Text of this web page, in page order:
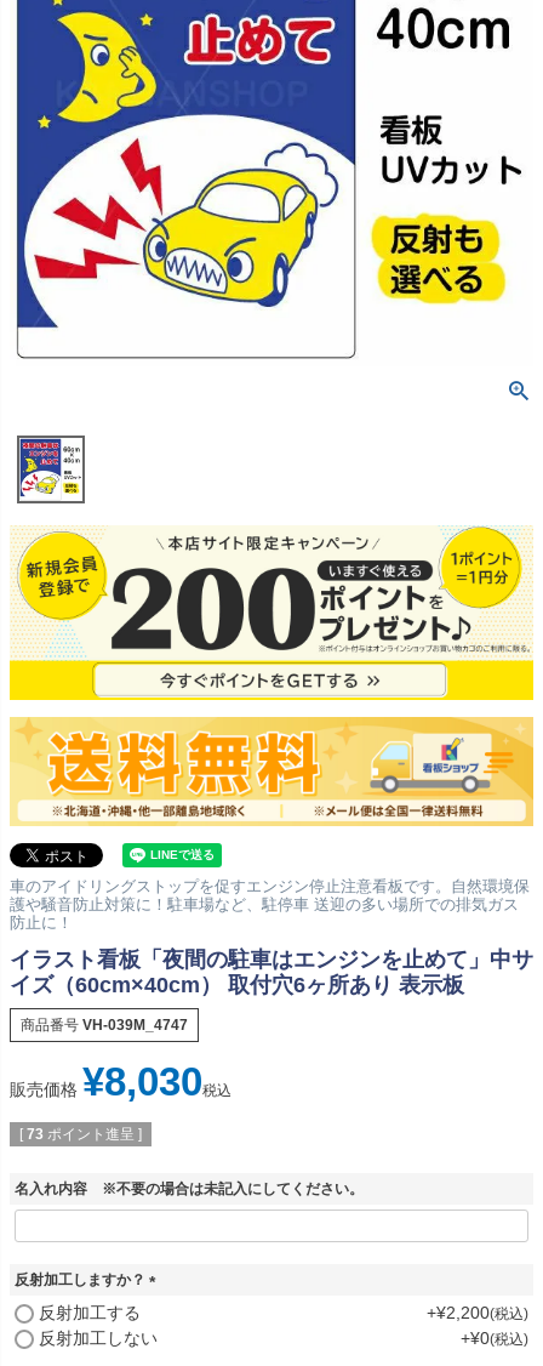
車のアイドリングストップを促すエンジン停止注意看板です。自然環境保
護や騒音防止対策に！駐車場など、駐停車 送迎の多い場所での排気ガス
防止に！
イラスト看板「夜間の駐車はエンジンを止めて」中サ
イズ（60cm×40cm） 取付穴6ヶ所あり 表示板
商品番号 VH-039M_4747
販売価格 ¥8,030税込
[ 73 ポイント進呈 ]
名入れ内容 ※不要の場合は未記入にしてください。
反射加工しますか？
反射加工する +¥2,200 税込
反射加工しない +¥0 税込